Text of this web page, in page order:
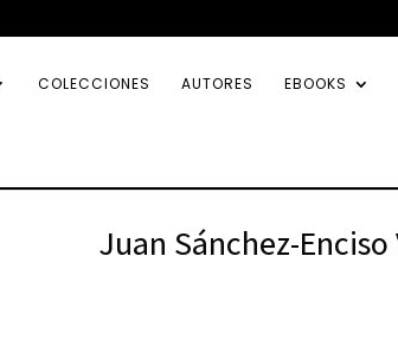
COLECCIONES AUTORES EBOOKS
Juan Sánchez-Enciso